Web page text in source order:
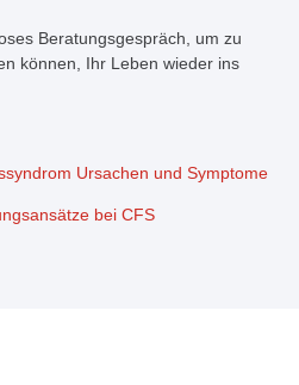
Beratungsgespräch , um zu
können, Ihr Leben wieder ins
Ursachen und Symptome
bei CFS